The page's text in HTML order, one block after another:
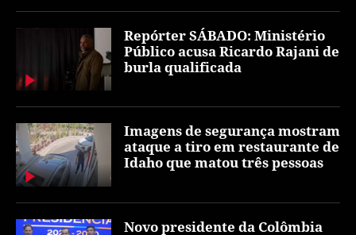
Repórter SÁBADO: Ministério
Público acusa Ricardo Rajani de
burla qualificada
Imagens de segurança mostram
ataque a tiro em restaurante de
Idaho que matou três pessoas
Novo presidente da Colômbia